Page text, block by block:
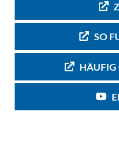
SO
HÄUFIG